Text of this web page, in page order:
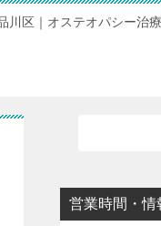
川区｜オステオパシー治
営業時間・情